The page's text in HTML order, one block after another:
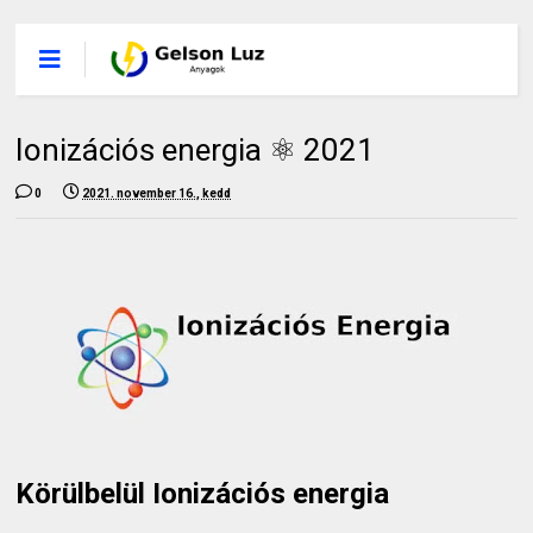
Ionizációs energia ⚛️ 2021
0 2021. november 16., kedd
Körülbelül Ionizációs energia